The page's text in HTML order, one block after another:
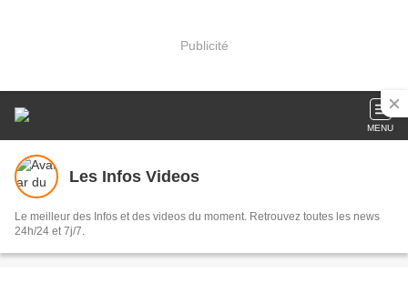
Publicité
MENU
Les Infos Videos
Le meilleur des Infos et des videos du moment. Retrouvez toutes les news
24h/24 et 7j/7.